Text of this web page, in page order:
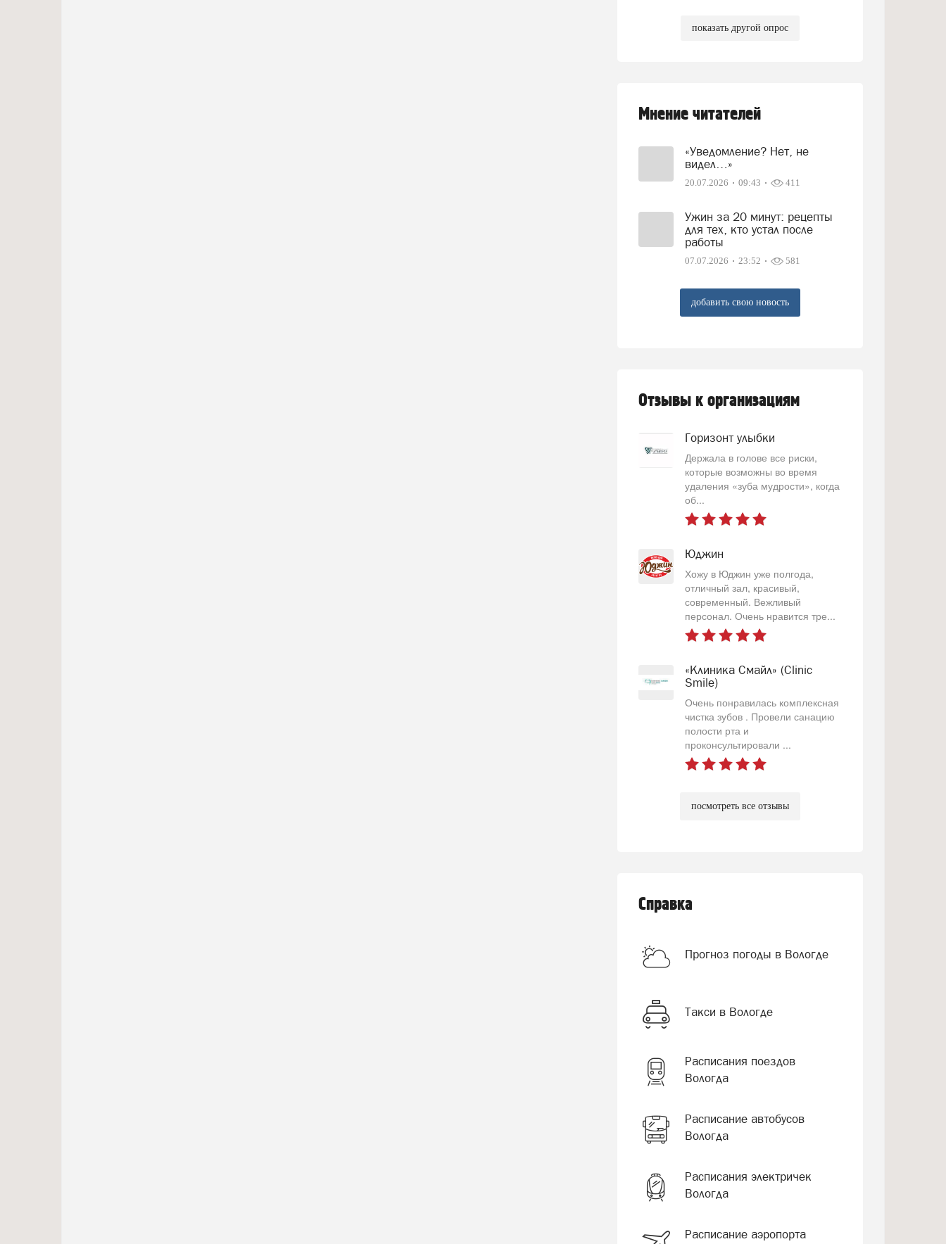
показать другой опрос
Мнение читателей
«Уведомление? Нет, не
видел…»
20.07.2026 09:43 411
Ужин за 20 минут: рецепты
для тех, кто устал после
работы
07.07.2026 23:52 581
добавить свою новость
Отзывы к организациям
Горизонт улыбки
Держала в голове все риски,
которые возможны во время
удаления «зуба мудрости», когда
об...
Юджин
Хожу в Юджин уже полгода,
отличный зал, красивый,
современный. Вежливый
персонал. Очень нравится тре...
«Клиника Смайл» (Clinic
Smile)
Очень понравилась комплексная
чистка зубов . Провели санацию
полости рта и
проконсультировали ...
посмотреть все отзывы
Справка
Прогноз погоды в Вологде
Такси в Вологде
Расписания поездов
Вологда
Расписание автобусов
Вологда
Расписания электричек
Вологда
Расписание аэропорта